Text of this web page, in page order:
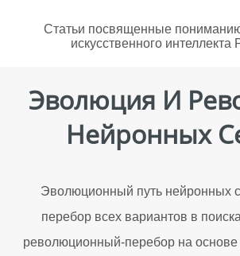
Статьи посвященные
искусственного интеллекта
Эволюция И
Нейронных
Эволюционный путь нейронных
перебор всех вариантов в
революционный-перебор на